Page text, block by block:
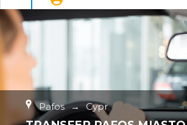
Pafos → Cypr